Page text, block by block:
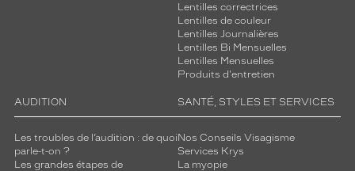
Lentilles correctrices
Lentilles de couleur
Lentilles Journalières
Lentilles Bi Mensuelles
Lentilles Mensuelles
Produits d'entretien
AUDITION
Les troubles de l’audition : de quoi
parle-t-on ?
Les grandes étapes de
SANTÉ, STYLES ET SERVICES
Nos Conseils Visagisme
Services Krys
La myopie